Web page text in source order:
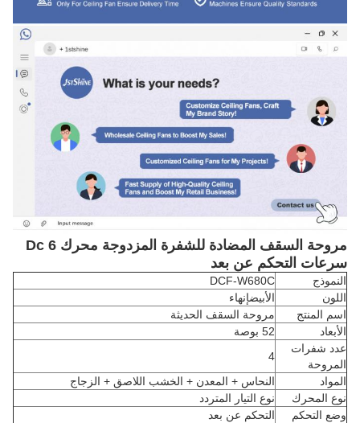
مروحة السقف المضادة للشفرة المزدوجة محرك Dc 6
سرعات التحكم عن بعد
النموذج
DCF-W680C
اللون
الأبيضإنهاء
اسم المنتج
مروحة السقف الحديثة
الأبعاد
52 بوصة
عدد شفرات
المروحة
4
المواد
النحاس + المعدن + الخشب اللاصق + الزجاج
نوع المحرك
نوع التيار المتردد
وضع التحكم
التحكم عن بعد